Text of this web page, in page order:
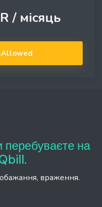
/ місяць
перебуваєте на
враження.